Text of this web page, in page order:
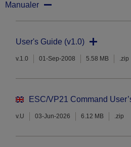
Manualer
User's Guide (v1.0)
v.1.0 01-Sep-2008 5.58 MB .zip
ESC/VP21 Command
v.U 03-Jun-2026 6.12 MB .zip